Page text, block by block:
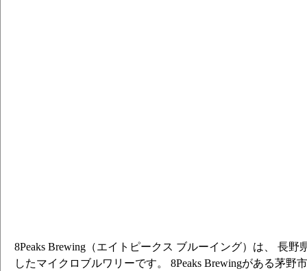
8Peaks Brewing（エイトピークス ブルーイング）は、 長野
したマイクロブルワリーです。 8Peaks Brewingがある茅野